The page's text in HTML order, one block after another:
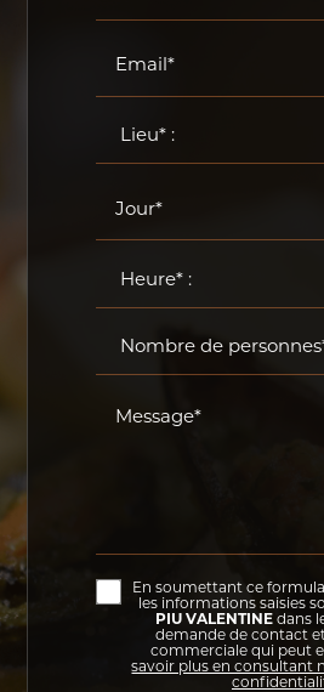
Email*
Jour*
Message*
En soumettant ce
les informations saisies
PIU VALENTINE dans
demande de contact
commerciale qui peut
savoir plus en consultant